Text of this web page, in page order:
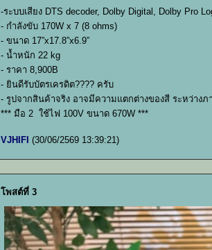
-ระบบเสียง DTS decoder, Dolby Digital, Dolby Pro
- กำลังขับ 170W x 7 (8 ohms)
- ขนาด 17”x17.8”x6.9”
- น้ำหนัก 22 kg
- ราคา 8,900B
- ยินดีรับบัตรเครดิต???? ครับ
- รูปจากสินค้าจริง อาจมีความแตกต่างของสี ระหว่าง
*** มือ 2 ใช้ไฟ 100V ขนาด 670W ***
VJHIFI (30/06/2569 13:39:21)
โพสต์ที่ 3